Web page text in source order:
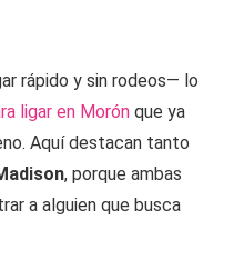
rápido y sin rodeos— lo
ligar en Morón que ya
Aquí destacan tanto
, porque ambas
a alguien que busca